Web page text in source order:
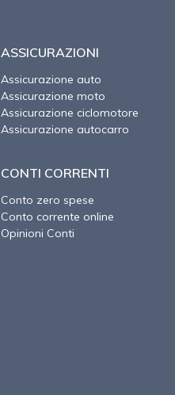
ASSICURAZIONI
Assicurazione auto
Assicurazione moto
Assicurazione ciclomotore
Assicurazione autocarro
CONTI CORRENTI
Conto zero spese
Conto corrente online
Opinioni Conti